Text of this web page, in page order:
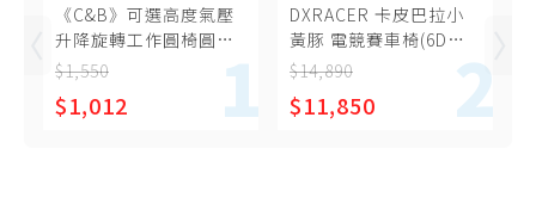
《C&B》可選高度氣壓
升降旋轉工作圓椅圓凳
(美容美甲椅、洽公椅)
$1,550
$1,012
DXRACER 卡皮巴拉小
黃豚 電競賽車椅(6D扶
手/中型皮面)
$14,890
$11,850